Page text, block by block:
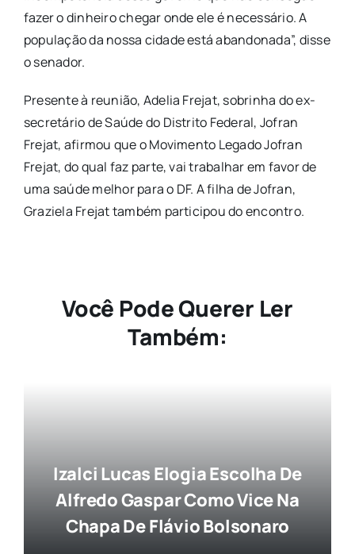
fazer o dinheiro chegar onde ele é necessário. A
população da nossa cidade está abandonada”, disse
o senador.
Presente à reunião, Adelia Frejat, sobrinha do ex-
secretário de Saúde do Distrito Federal, Jofran
Frejat, afirmou que o Movimento Legado Jofran
Frejat, do qual faz parte, vai trabalhar em favor de
uma saúde melhor para o DF. A filha de Jofran,
Graziela Frejat também participou do encontro.
Você Pode Querer Ler
Também:
Izalci Lucas Elogia Escolha De
Alfredo Gaspar Como Vice Na
Chapa De Flávio Bolsonaro